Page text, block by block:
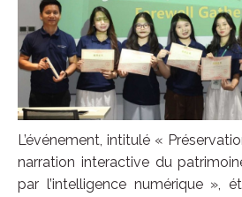
L’événement, intitulé «
narration interactive du
par l’intelligence numérique »,